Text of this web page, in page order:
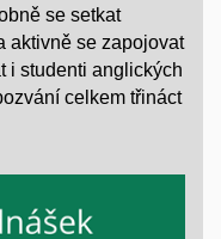
se setkat
aktivně se zapojovat
i studenti anglických
celkem třináct